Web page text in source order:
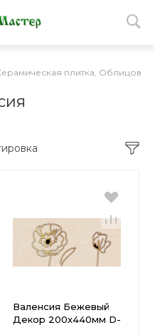
плитка,
Валенсия Бежевый
Декор 200х440мм D-